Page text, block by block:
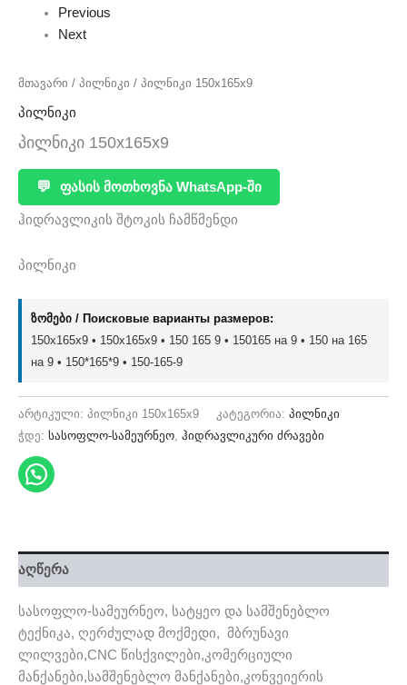
Previous
Next
მთავარი / პილნიკი / პილნიკი 150x165x9
პილნიკი
პილნიკი 150x165x9
💬 ფასის მოთხოვნა WhatsApp-ში
ჰიდრავლიკის შტოკის ჩამწმენდი
პილნიკი
ზომები / Поисковые варианты размеров:
150x165x9 • 150х165х9 • 150 165 9 • 150165 на 9 • 150 на 165
на 9 • 150*165*9 • 150-165-9
არტიკული: პილნიკი 150x165x9 კატეგორია: პილნიკი
ჭდე: სასოფლო-სამეურნეო ჰიდრავლიკური ძრავები
აღწერა
სასოფლო-სამეურნეო, სატყეო და სამშენებლო
ტექნიკა, ღერძულად მოქმედი, მბრუნავი
ლილვები,CNC წისქვილები,კომერციული
მანქანები,სამშენებლო მანქანები,კონვეიერის